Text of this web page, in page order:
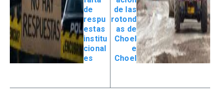
de
respu
estas
institu
cional
es
de las
rotond
as de
Choel
e
Choel